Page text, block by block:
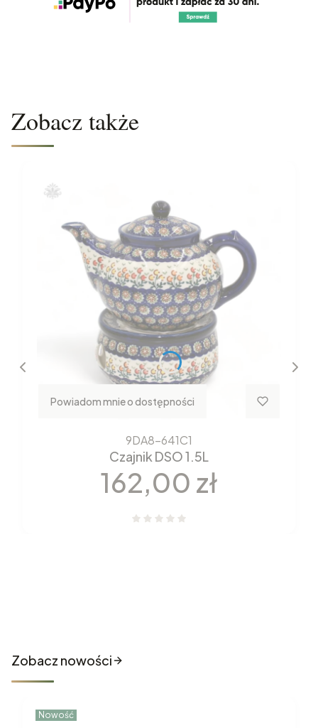
Zobacz także
Powiadom mnie o dostępności
9DA8-641C1
Czajnik DSO 1.5L
Cena
162,00 zł
Zobacz nowości
Nowość